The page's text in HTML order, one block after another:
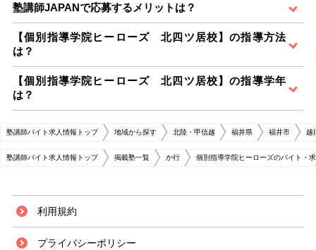
塾講師JAPANで応募するメリットは？
【個別指導学院ヒーローズ 北四ツ居校】の指導方法
は？
【個別指導学院ヒーローズ 北四ツ居校】の指導学年
は？
塾講師バイト求人情報トップ 地域から探す 北陸・甲信越 福井県 福井市 越
塾講師バイト求人情報トップ 掲載塾一覧 か行 個別指導学院ヒーローズのバイト・
利用規約
プライバシーポリシー